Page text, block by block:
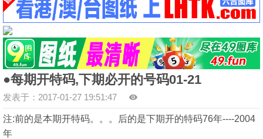
●每期开特码,下期必开的号码01-21
发表于：2017-01-27 19:51:47
注:前的是本期开特码。。。后的是下期开的特码76年----2004
年